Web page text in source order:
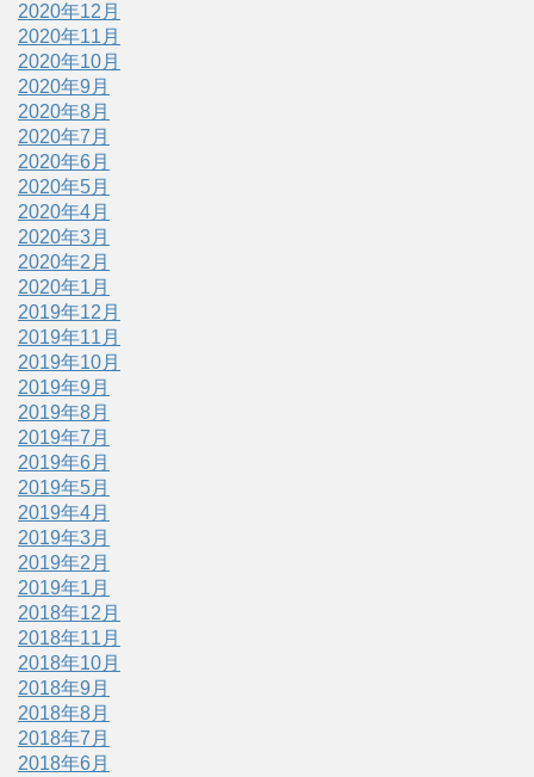
2020年12月
2020年11月
2020年10月
2020年9月
2020年8月
2020年7月
2020年6月
2020年5月
2020年4月
2020年3月
2020年2月
2020年1月
2019年12月
2019年11月
2019年10月
2019年9月
2019年8月
2019年7月
2019年6月
2019年5月
2019年4月
2019年3月
2019年2月
2019年1月
2018年12月
2018年11月
2018年10月
2018年9月
2018年8月
2018年7月
2018年6月